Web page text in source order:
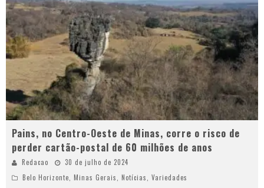
Pains, no Centro-Oeste de Minas, corre o risco de
perder cartão-postal de 60 milhões de anos
Redacao
30 de julho de 2024
Belo Horizonte, Minas Gerais, Notícias, Variedades